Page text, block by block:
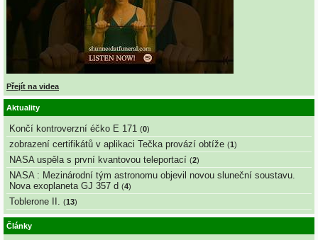
Přejít na videa
Aktuality
Končí kontroverzní éčko E 171 (0)
zobrazení certifikátů v aplikaci Tečka provází obtíže (1)
NASA uspěla s první kvantovou teleportací (2)
NASA : Mezinárodní tým astronomu objevil novou sluneční soustavu.
Nova exoplaneta GJ 357 d (4)
Toblerone II. (13)
Články